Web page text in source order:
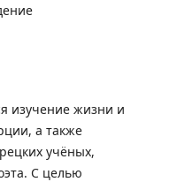
изучение жизни и
а также
учёных,
С целью